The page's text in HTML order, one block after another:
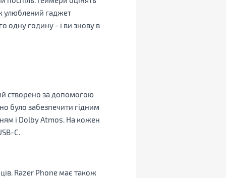
улюблений гаджет
одну годину - і ви знову в
створено за допомогою
було забезпечити гідним
і Dolby Atmos. На кожен
С.
Razer Phone має також